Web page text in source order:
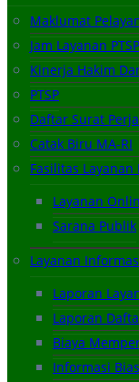
Maklumat
Jam Layanan PTSP
Kinerja Hakim
PTSP
Daftar Surat
Catak Biru MA-RI
Fasilitas Layanan
Layanan
Sarana Publik
Layanan
Laporan
Laporan
Biaya
Informasi